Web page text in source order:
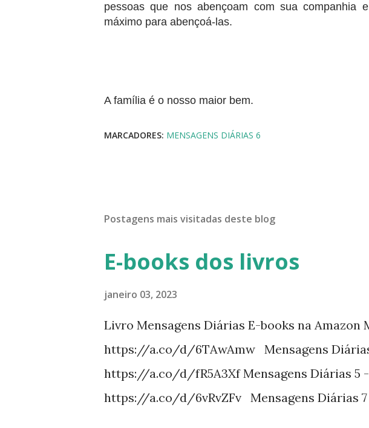
pessoas que nos abençoam com sua companhia
máximo para abençoá-las.
A família é o nosso maior bem.
MARCADORES: MENSAGENS DIÁRIAS 6
Postagens mais visitadas deste blog
E-books dos livros
janeiro 03, 2023
Livro Mensagens Diárias E-books na Amazon
https://a.co/d/6TAwAmw Mensagens
https://a.co/d/fR5A3Xf Mensagens Diárias 5 -
https://a.co/d/6vRvZFv Mensagens Diárias